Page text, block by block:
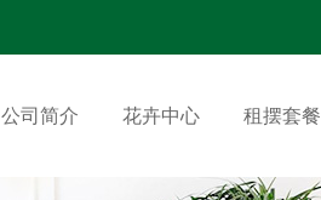
公司简介 花卉中心 租摆套餐